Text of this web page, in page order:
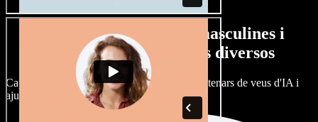
Gran varietat de veus masculines i
femenines amb accents diversos
Cap projecte ha de sonar igual. Tria entre centenars de veus d'IA i
ajusta'n l’accent.